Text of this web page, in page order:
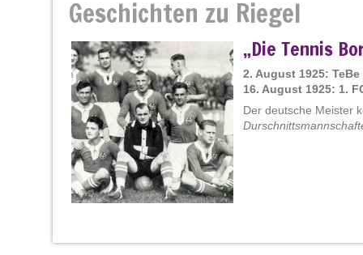
Geschichten zu Riegel
„Die Tennis
2. August 1925:
16. August 1925: 1.
Der deutsche Meister